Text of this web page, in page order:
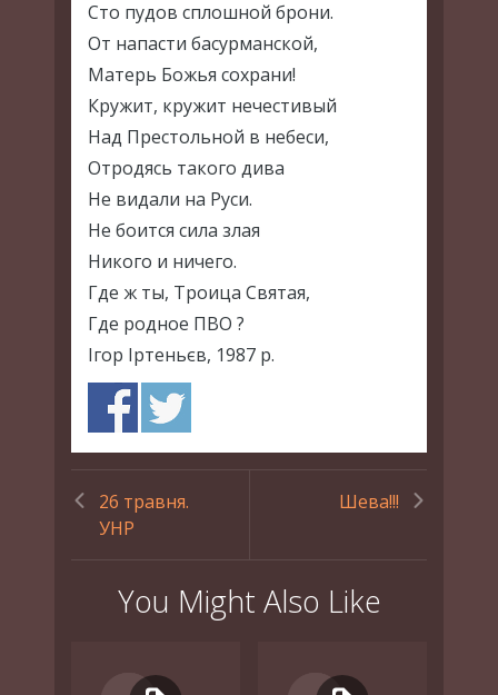
Сто пудов сплошной брони.
От напасти басурманской,
Матерь Божья сохрани!
Кружит, кружит нечестивый
Над Престольной в небеси,
Отродясь такого дива
Не видали на Руси.
Не боится сила злая
Никого и ничего.
Где ж ты, Троица Святая,
Где родное ПВО ?
Ігор Іртеньєв, 1987 р.
26 травня.
УНР
Шева!!!
You Might Also Like